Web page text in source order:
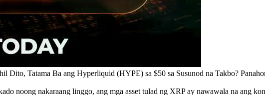
Dito, Tatama Ba ang Hyperliquid (HYPE) sa $50 sa Susunod na Takbo?
noong nakaraang linggo, ang mga asset tulad ng XRP ay nawawala na ang